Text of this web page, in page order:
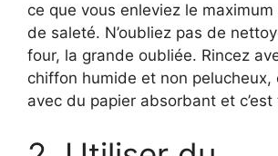
ce que vous enleviez le
de saleté. N’oubliez pas de
four, la grande oubliée. Rincez
chiffon humide et non pelucheux,
avec du papier absorbant et c’est